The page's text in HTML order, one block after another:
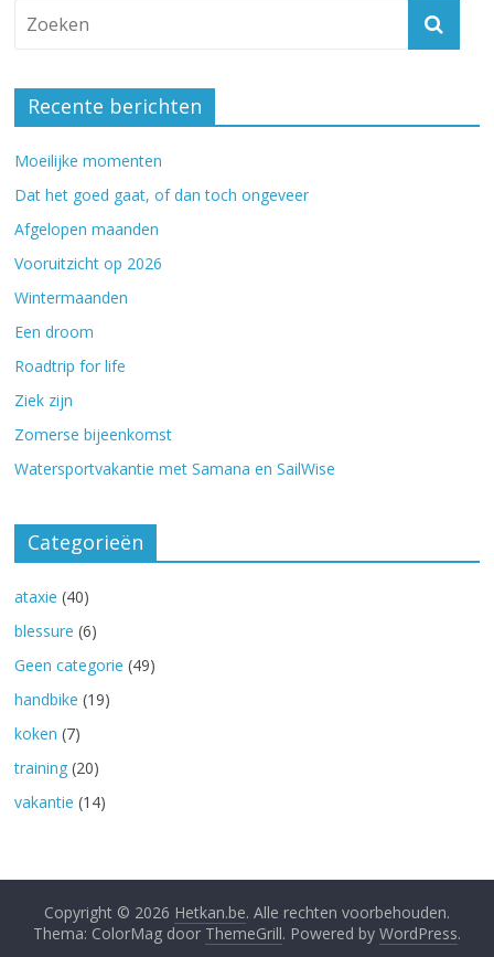
Recente berichten
Moeilijke momenten
Dat het goed gaat, of dan toch ongeveer
Afgelopen maanden
Vooruitzicht op 2026
Wintermaanden
Een droom
Roadtrip for life
Ziek zijn
Zomerse bijeenkomst
Watersportvakantie met Samana en SailWise
Categorieën
ataxie (40)
blessure (6)
Geen categorie (49)
handbike (19)
koken (7)
training (20)
vakantie (14)
Copyright © 2026 Hetkan.be. Alle rechten voorbehouden.
Thema: ColorMag door ThemeGrill. Powered by WordPress.